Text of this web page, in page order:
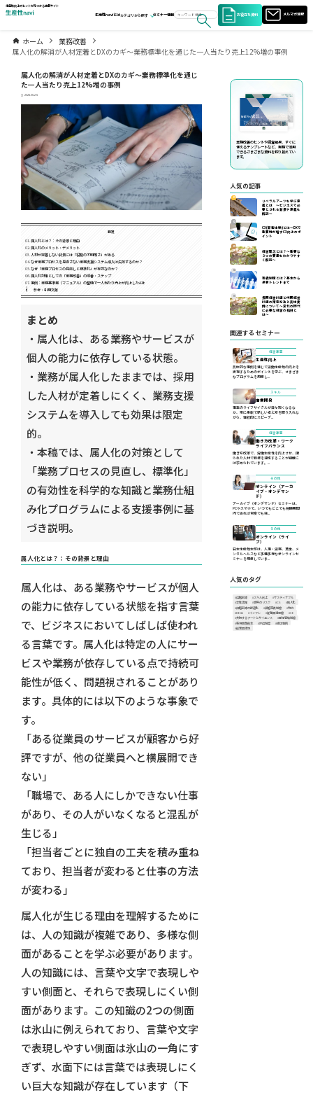
生産性向上のヒントが見つかる情報サイト
生産性naviとはカテゴリから探す セミナー情報 お役立ち資料 メルマガ登録
ホーム
業務改善
属人化の解消が人材定着とDXのカギ～業務標準化を通じた一人当たり売上12%増の事例
属人化の解消が人材定着とDXのカギ～業務標準化を通じ
た一人当たり売上12%増の事例
2026.06.26
目次
属人化とは？：その背景と理由
属人化のメリット・デメリット
人材が定着しない背景には「役割の不明確さ」がある
なぜ業務プロセスを見直さない業務支援システム導入は失敗するのか？
なぜ「業務プロセスの見直しと標準化」が有効なのか？
属人化対策としての「業務改善」の順番・ステップ
事例：業務基準書（マニュアル）の整備で一人当たり売上が向上したA社
参考・引用文献
まとめ
・属人化は、ある業務やサービスが
個人の能力に依存している状態。
・業務が属人化したままでは、採用
した人材が定着しにくく、業務支援
システムを導入しても効果は限定
的。
・本稿では、属人化の対策として
「業務プロセスの見直し、標準化」
の有効性を科学的な知識と業務仕組
み化プログラムによる支援事例に基
づき説明。
属人化とは？：その背景と理由
属人化は、ある業務やサービスが個人
の能力に依存している状態を指す言葉
で、ビジネスにおいてしばしば使われ
る言葉です。属人化は特定の人にサー
ビスや業務が依存している点で持続可
能性が低く、問題視されることがあり
ます。具体的には以下のような事象で
す。
「ある従業員のサービスが顧客から好
評ですが、他の従業員へと横展開でき
ない」
「職場で、ある人にしかできない仕事
があり、その人がいなくなると混乱が
生じる」
「担当者ごとに独自の工夫を積み重ね
ており、担当者が変わると仕事の方法
が変わる」
属人化が生じる理由を理解するために
は、人の知識が複雑であり、多様な側
面があることを学ぶ必要があります。
人の知識には、言葉や文字で表現しや
すい側面と、それらで表現しにくい側
面があります。この知識の2つの側面
は氷山に例えられており、言葉や文字
で表現しやすい側面は氷山の一角にす
ぎず、水面下には言葉では表現しにく
い巨大な知識が存在しています（下
業務改善のヒントや調査結果、すぐに
使えるテンプレートなど、実務で活用
できるさまざまな資料を取り揃えてい
ます。
人気の記事
01
リベラルアーツを学ぶ意
義とは ～ビジネスで必
要とされる背景や意義を
解説～
02
CX(顧客体験)とは～DXで
重要性が増すCX向上のポ
イント
03
経営理念とは？～重要な
３つの要素をわかりやす
く解説～
等級制度とは？基本から
最新トレンドまで
05
長期経営計画と中期経営
計画の策定方法と具体実
例について〜変化の時代
に必要な経営の指針と
は〜
関連するセミナー
経営課題
生産性向上
具体的な事例を通じて労働生産性の向上を
実現するためのポイントを学ぶ、さまざま
なプログラムを用意し...
スキル
事業開発
事業のライフサイクルが日々短くなるな
か、常に柔軟で新しい考え方を取り入れな
がら、継続的にスピーデ...
経営課題
働き方改革・ワーク
ライフバランス
働き方改革で、労働生産性を向上させ、限
られた人材で目標を達成することが組織に
は求められています。...
その他
オンライン（アーカ
イブ・オンデマン
ド）
アーカイブ（オンデマンド）セミナーは、
PCやスマホで、いつでもどこでも視聴期間
内であれば何度でも繰...
その他
オンライン（ライ
ブ）
日本生産性本部は、人事・労務、賃金、メ
ンタルヘルスなど多種多様なオンラインセ
ミナーを用意していま...
人気のタグ
#価格転嫁 #スキル向上
#サスティナブル
#女性活躍
#世界のリスク #CS
#属人化
#価格転嫁の最適化
#資格等級制度
#物流
#DE&I
#インフレ #従業員満足度
#CE
#共振するアートとサイエンス
#目標管理制度
#新規事業創生
#評価制度
#成功事例
#従業員満足